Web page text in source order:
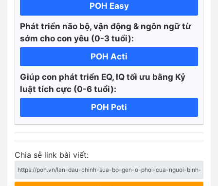
POH Easy
Phát triển não bộ, vận động & ngôn ngữ từ
sớm cho con yêu (0-3 tuổi):
POH Acti
Giúp con phát triển EQ, IQ tối ưu bằng Kỷ
luật tích cực (0-6 tuổi):
POH Poti
Chia sẻ link bài viết: